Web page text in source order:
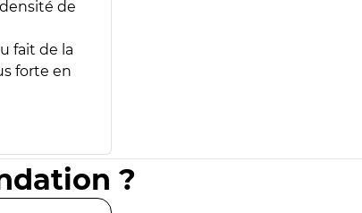
de
fait de la
forte en
?